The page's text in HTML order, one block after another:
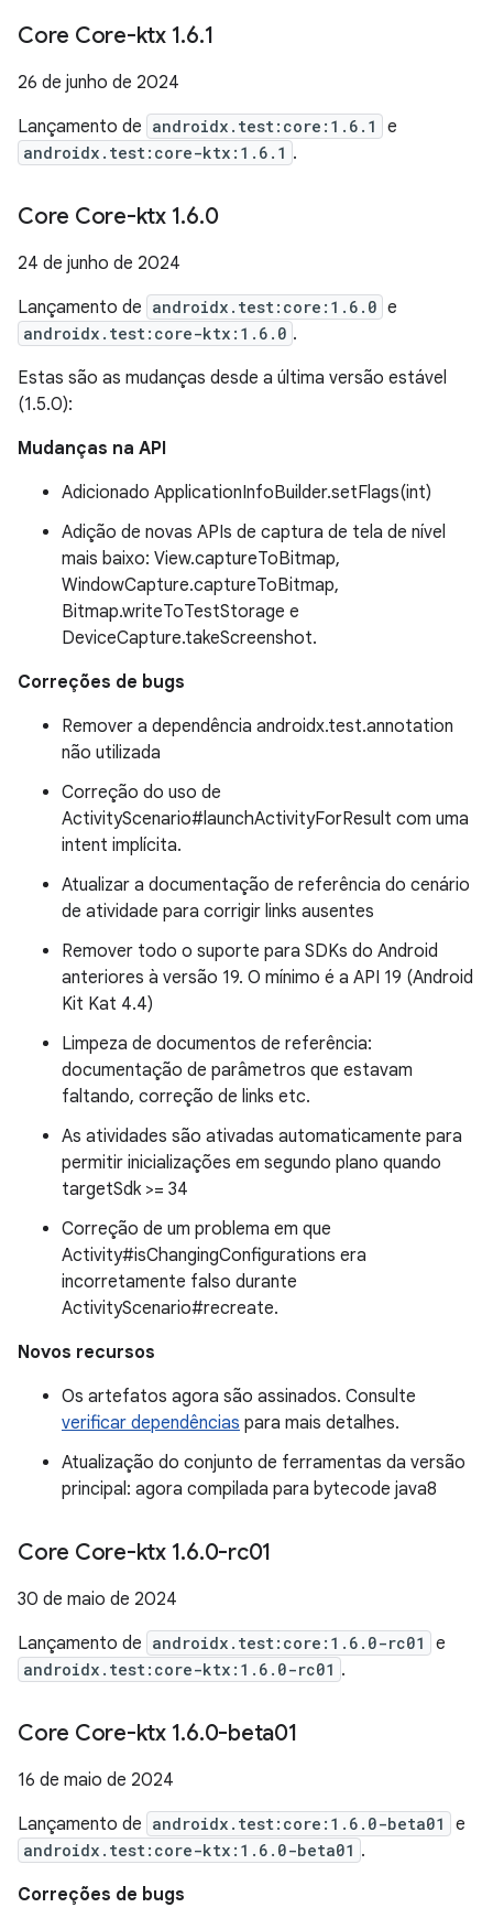
Core Core-ktx 1.6.1
26 de junho de 2024
Lançamento de androidx.test:core:1.6.1 e
androidx.test:core-ktx:1.6.1 .
Core Core-ktx 1.6.0
24 de junho de 2024
Lançamento de androidx.test:core:1.6.0 e
androidx.test:core-ktx:1.6.0 .
Estas são as mudanças desde a última versão estável
(1.5.0):
Mudanças na API
Adicionado ApplicationInfoBuilder.setFlags(int)
Adição de novas APIs de captura de tela de nível
mais baixo: View.captureToBitmap,
WindowCapture.captureToBitmap,
Bitmap.writeToTestStorage e
DeviceCapture.takeScreenshot.
Correções de bugs
Remover a dependência androidx.test.annotation
não utilizada
Correção do uso de
ActivityScenario#launchActivityForResult com uma
intent implícita.
Atualizar a documentação de referência do cenário
de atividade para corrigir links ausentes
Remover todo o suporte para SDKs do Android
anteriores à versão 19. O mínimo é a API 19 (Android
Kit Kat 4.4)
Limpeza de documentos de referência:
documentação de parâmetros que estavam
faltando, correção de links etc.
As atividades são ativadas automaticamente para
permitir inicializações em segundo plano quando
targetSdk >= 34
Correção de um problema em que
Activity#isChangingConfigurations era
incorretamente falso durante
ActivityScenario#recreate.
Novos recursos
Os artefatos agora são assinados. Consulte
verificar dependências para mais detalhes.
Atualização do conjunto de ferramentas da versão
principal: agora compilada para bytecode java8
Core Core-ktx 1.6.0-rc01
30 de maio de 2024
Lançamento de androidx.test:core:1.6.0-rc01 e
androidx.test:core-ktx:1.6.0-rc01 .
Core Core-ktx 1.6.0-beta01
16 de maio de 2024
Lançamento de androidx.test:core:1.6.0-beta01 e
androidx.test:core-ktx:1.6.0-beta01 .
Correções de bugs